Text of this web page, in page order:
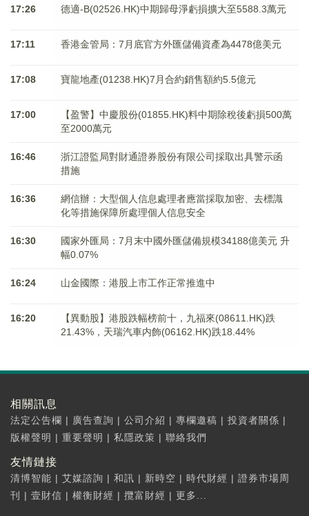
17:26 德適-B(02526.HK)中期歸母淨虧損擴大至5588.3萬元
17:11 香港金管局：7月底官方外匯儲備資產為4478億美元
17:08 寶龍地產(01238.HK)7月合約銷售額約5.5億元
17:00
【盈警】中慶股份(01855.HK)料中期除稅後虧損500萬
至2000萬元
16:46
浙江證監局對財通證券股份有限公司採取出具警示函
措施
16:36
網信辦：大型個人信息處理者應當採取加密、去標識
化等措施保障所處理個人信息安全
16:30
國家外匯局：7月末中國外匯儲備規模34188億美元 升
幅0.07%
16:24 山金國際：港股上市工作正常推進中
16:20
【異動股】港股跌幅榜前十，九福來(08611.HK)跌
21.43%，天瑞汽車内飾(06162.HK)跌18.44%
相關訊息
法定公告欄 | 廣告查詢 | 公司介紹 | 專欄邀稿 | 投資者關係 |
版權聲明 | 重要聲明 | 私隱政策 | 聯絡我們
友情鏈接
清博智能 | 艾媒諮詢 | 和訊 | 新時空 | 時代財經 | 證券市場周
刊
| 壹財信 | 權衡財經 | 攬富財經 | 更多...